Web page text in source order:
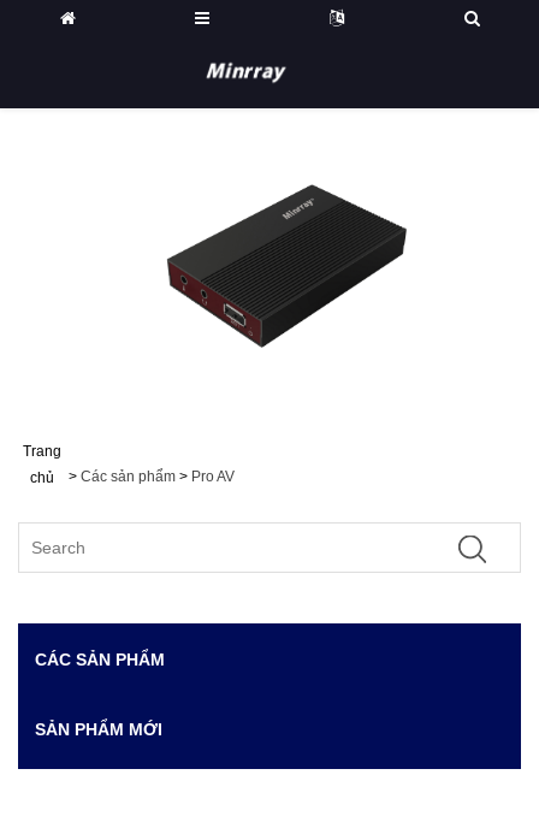
Trang
chủ
> Các sản phẩm > Pro AV
CÁC SẢN PHẨM
SẢN PHẨM MỚI